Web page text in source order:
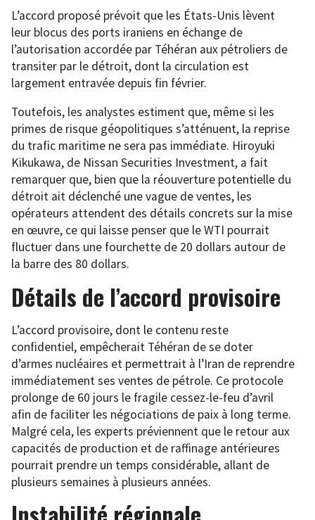
L’accord proposé prévoit que les États-Unis lèvent
leur blocus des ports iraniens en échange de
l’autorisation accordée par Téhéran aux pétroliers de
transiter par le détroit, dont la circulation est
largement entravée depuis fin février.
Toutefois, les analystes estiment que, même si les
primes de risque géopolitiques s’atténuent, la reprise
du trafic maritime ne sera pas immédiate. Hiroyuki
Kikukawa, de Nissan Securities Investment, a fait
remarquer que, bien que la réouverture potentielle du
détroit ait déclenché une vague de ventes, les
opérateurs attendent des détails concrets sur la mise
en œuvre, ce qui laisse penser que le WTI pourrait
fluctuer dans une fourchette de 20 dollars autour de
la barre des 80 dollars.
Détails de l’accord provisoire
L’accord provisoire, dont le contenu reste
confidentiel, empêcherait Téhéran de se doter
d’armes nucléaires et permettrait à l’Iran de reprendre
immédiatement ses ventes de pétrole. Ce protocole
prolonge de 60 jours le fragile cessez-le-feu d’avril
afin de faciliter les négociations de paix à long terme.
Malgré cela, les experts préviennent que le retour aux
capacités de production et de raffinage antérieures
pourrait prendre un temps considérable, allant de
plusieurs semaines à plusieurs années.